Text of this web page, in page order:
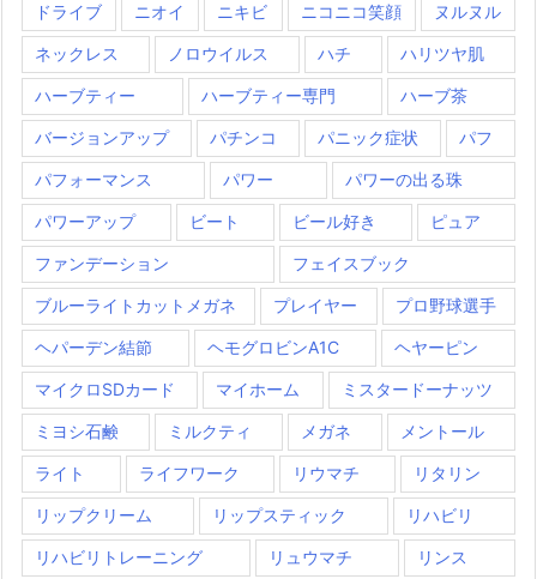
ドライブ ニオイ ニキビ ニコニコ笑顔 ヌルヌル
ネックレス ノロウイルス ハチ ハリツヤ肌
ハーブティー ハーブティー専門 ハーブ茶
バージョンアップ パチンコ パニック症状 パフ
パフォーマンス パワー パワーの出る珠
パワーアップ ビート ビール好き ピュア
ファンデーション フェイスブック
ブルーライトカットメガネ プレイヤー プロ野球選手
ヘパーデン結節 ヘモグロビンA1C ヘヤーピン
マイクロSDカード マイホーム ミスタードーナッツ
ミヨシ石鹸 ミルクティ メガネ メントール
ライト ライフワーク リウマチ リタリン
リップクリーム リップスティック リハビリ
リハビリトレーニング リュウマチ リンス